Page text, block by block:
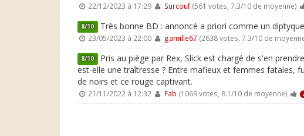
22/12/2023 à 17:29 Surcouf(561 votes, 7.3/10 de moyenne)
8/10 Très bonne BD : annoncé a priori comme un
23/05/2023 à 22:00 gamille67 (2638 votes, 7.3/10 de
8/10 Pris au piège par Rex, Slick est chargé de s'en
est-elle une traîtresse ? Entre mafieux et femmes fatales,
de noirs et ce rouge captivant.
21/11/2022 à 12:32 Fab (1069 votes, 8.1/10 de moyenne)